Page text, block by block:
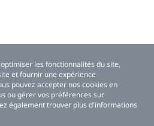
les fonctionnalités du site,
et fournir une expérience
pouvez accepter nos cookies en
ou gérer vos préférences sur
également trouver plus d'informations